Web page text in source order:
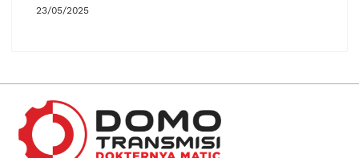
23/05/2025